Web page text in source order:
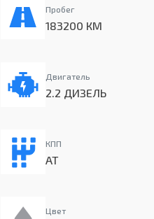
Пробег
183200 КМ
Двигатель
2.2 ДИЗЕЛЬ
КПП
AT
Цвет